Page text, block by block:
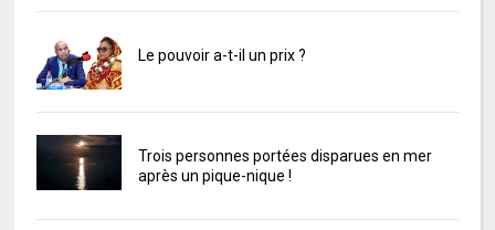
Le pouvoir a-t-il un prix ?
Trois personnes portées disparues en mer
après un pique-nique !